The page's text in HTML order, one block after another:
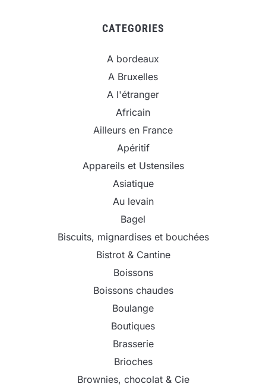
CATEGORIES
A bordeaux
A Bruxelles
A l'étranger
Africain
Ailleurs en France
Apéritif
Appareils et Ustensiles
Asiatique
Au levain
Bagel
Biscuits, mignardises et bouchées
Bistrot & Cantine
Boissons
Boissons chaudes
Boulange
Boutiques
Brasserie
Brioches
Brownies, chocolat & Cie